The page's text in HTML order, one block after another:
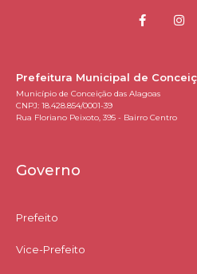
Prefeitura Municipal de
Município de Conceição das Alagoas
CNPJ: 18.428.854/0001-39
Rua Floriano Peixoto, 395 - Bairro Centro
Governo
Prefeito
Vice-Prefeito